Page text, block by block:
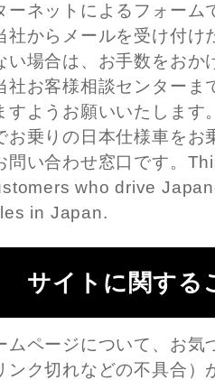
ーネットによるフォーム
社からメールを受け付け
い場合は、お手数をおか
社お客様相談センターま
すようお願いいたしま
お乗りの日本仕様車をお
問い合わせ窓口です。
who drive
in Japan.
サイトに関する
ムページについて、お気
ンク切れなどの不具合）